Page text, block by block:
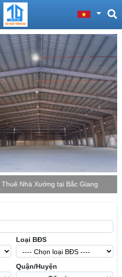
Xưởng tại Bắc Giang
Loại BĐS
Quận/Huyện